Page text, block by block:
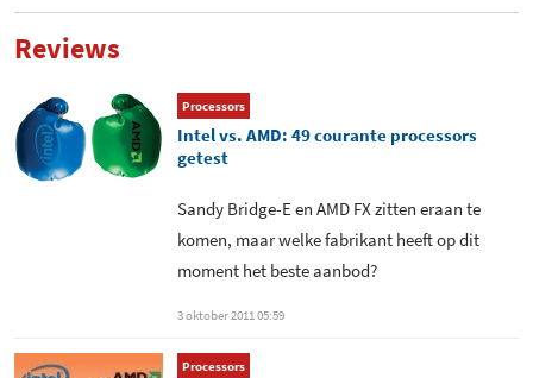
Reviews
Processors
Intel vs. AMD: 49 courante processors
getest
Sandy Bridge-E en AMD FX zitten eraan te
komen, maar welke fabrikant heeft op dit
moment het beste aanbod?
3 oktober 2011 05:59
Processors